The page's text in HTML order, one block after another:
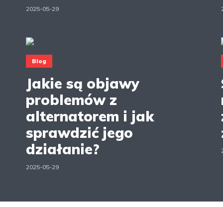
2025-05-29
Blog
Jakie są objawy
problemów z
alternatorem i jak
sprawdzić jego
działanie?
2025-05-29